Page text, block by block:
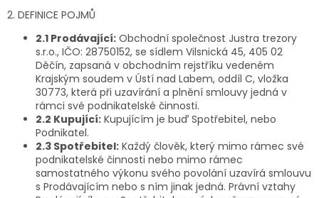
2. DEFINICE POJMŮ
2.1 Prodávající: Obchodní společnost Justra trezory
s.r.o., IČO: 28750152, se sídlem Vilsnická 45, 405 02
Děčín, zapsaná v obchodním rejstříku vedeném
Krajským soudem v Ústí nad Labem, oddíl C, vložka
30773, která při uzavírání a plnění smlouvy jedná v
rámci své podnikatelské činnosti.
2.2 Kupující: Kupujícím je buď Spotřebitel, nebo
Podnikatel.
2.3 Spotřebitel: Každý člověk, který mimo rámec své
podnikatelské činnosti nebo mimo rámec
samostatného výkonu svého povolání uzavírá smlouvu
s Prodávajícím nebo s ním jinak jedná. Právní vztahy